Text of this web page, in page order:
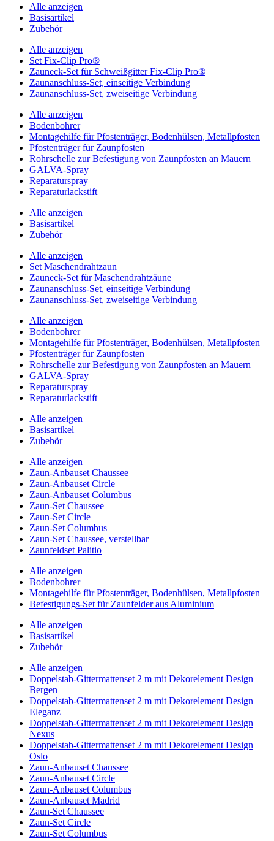
Alle anzeigen
Basisartikel
Zubehör
Alle anzeigen
Set Fix-Clip Pro®
Zauneck-Set für Schweißgitter Fix-Clip Pro®
Zaunanschluss-Set, einseitige Verbindung
Zaunanschluss-Set, zweiseitige Verbindung
Alle anzeigen
Bodenbohrer
Montagehilfe für Pfostenträger, Bodenhülsen, Metallpfosten
Pfostenträger für Zaunpfosten
Rohrschelle zur Befestigung von Zaunpfosten an Mauern
GALVA-Spray
Reparaturspray
Reparaturlackstift
Alle anzeigen
Basisartikel
Zubehör
Alle anzeigen
Set Maschendrahtzaun
Zauneck-Set für Maschendrahtzäune
Zaunanschluss-Set, einseitige Verbindung
Zaunanschluss-Set, zweiseitige Verbindung
Alle anzeigen
Bodenbohrer
Montagehilfe für Pfostenträger, Bodenhülsen, Metallpfosten
Pfostenträger für Zaunpfosten
Rohrschelle zur Befestigung von Zaunpfosten an Mauern
GALVA-Spray
Reparaturspray
Reparaturlackstift
Alle anzeigen
Basisartikel
Zubehör
Alle anzeigen
Zaun-Anbauset Chaussee
Zaun-Anbauset Circle
Zaun-Anbauset Columbus
Zaun-Set Chaussee
Zaun-Set Circle
Zaun-Set Columbus
Zaun-Set Chaussee, verstellbar
Zaunfeldset Palitio
Alle anzeigen
Bodenbohrer
Montagehilfe für Pfostenträger, Bodenhülsen, Metallpfosten
Befestigungs-Set für Zaunfelder aus Aluminium
Alle anzeigen
Basisartikel
Zubehör
Alle anzeigen
Doppelstab-Gittermattenset 2 m mit Dekorelement Design
Bergen
Doppelstab-Gittermattenset 2 m mit Dekorelement Design
Eleganz
Doppelstab-Gittermattenset 2 m mit Dekorelement Design
Nexus
Doppelstab-Gittermattenset 2 m mit Dekorelement Design
Oslo
Zaun-Anbauset Chaussee
Zaun-Anbauset Circle
Zaun-Anbauset Columbus
Zaun-Anbauset Madrid
Zaun-Set Chaussee
Zaun-Set Circle
Zaun-Set Columbus